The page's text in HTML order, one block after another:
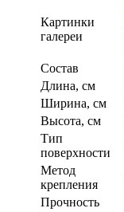
Картинки
галереи
Состав
Длина, см
Ширина, см
Высота, см
Тип
поверхности
Метод
крепления
Прочность